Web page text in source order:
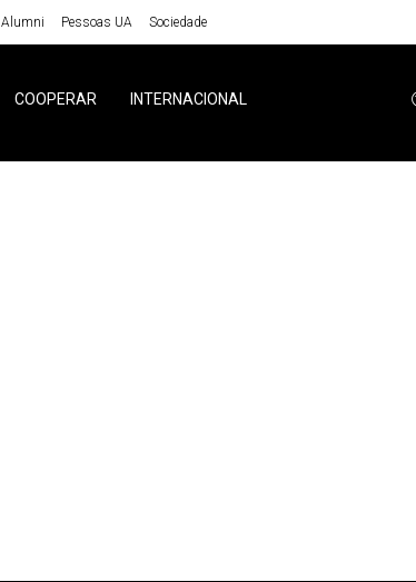
Alumni Pessoas UA Sociedade
COOPERAR INTERNACIONAL